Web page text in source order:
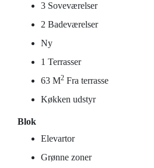
3 Soveværelser
2 Badeværelser
Ny
1 Terrasser
63 M2 Fra terrasse
Køkken udstyr
Blok
Elevartor
Grønne zoner